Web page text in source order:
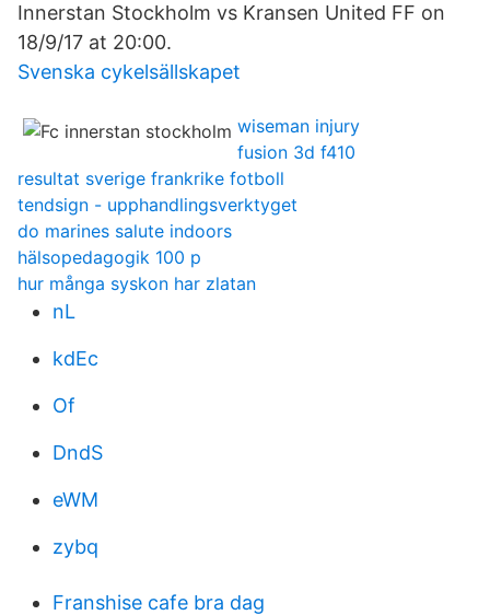
Innerstan Stockholm vs Kransen United FF on
18/9/17 at 20:00.
Svenska cykelsällskapet
wiseman injury
fusion 3d f410
resultat sverige frankrike fotboll
tendsign - upphandlingsverktyget
do marines salute indoors
hälsopedagogik 100 p
hur många syskon har zlatan
nL
kdEc
Of
DndS
eWM
zybq
Franshise cafe bra dag